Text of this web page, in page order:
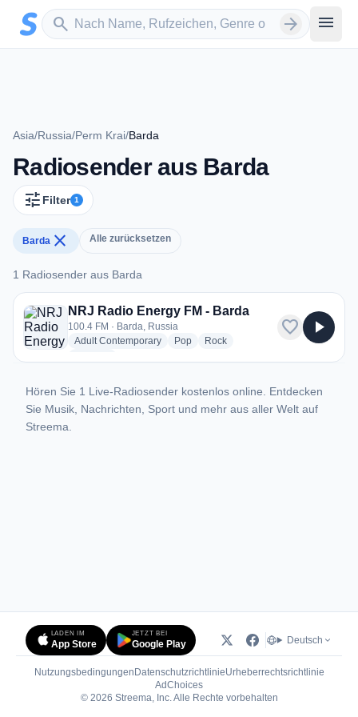
Zum Hauptinhalt springen
search
Sender suchen arrow_forward menu
Asia/Russia/Perm Krai/Barda
Radiosender aus Barda
tune Filter 1
Barda close Alle zurücksetzen
1 Radiosender aus Barda
1 Radiosender aus Barda
NRJ Radio Energy FM - Barda
100.4 FM · Barda, Russia
Adult Contemporaryradio stations
Popradio stations
Rockradio stations
favorite play_arrow
Hören Sie 1 Live-Radiosender kostenlos online. Entdecken
Sie Musik, Nachrichten, Sport und mehr aus aller Welt auf
Streema.
LADEN IM
App Store
JETZT BEI
Google Play Deutsch
Nutzungsbedingungen DatenschutzrichtlinieUrheberrechtsrichtlinie
AdChoices(öffnet in neuem Tab)
© 2026 Streema, Inc. Alle Rechte vorbehalten